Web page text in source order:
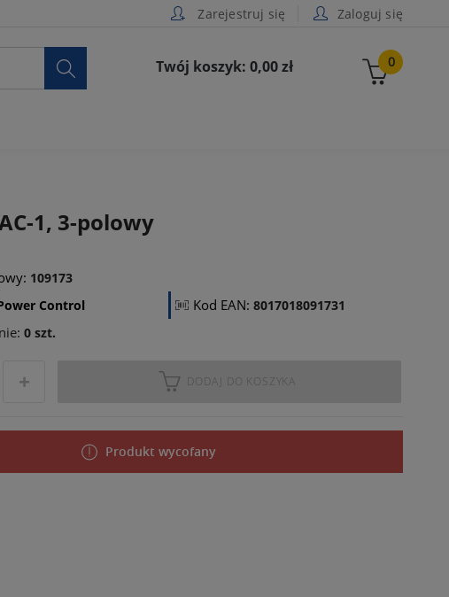
Zarejestruj się Zaloguj się
0
Twój koszyk: 0,00 zł

1, 3-polowy
109173
Control Kod EAN:8017018091731
0 szt.
DODAJ DO KOSZYKA
Produkt wycofany